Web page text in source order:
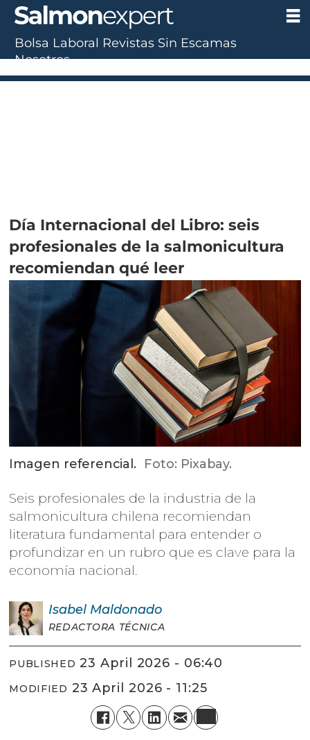
Día Internacional del Libro: seis
profesionales de la salmonicultura
recomiendan qué leer
Imagen referencial. Foto: Pixabay.
Seis profesionales de la industria de la
salmonicultura chilena recomiendan
literatura fundamental para entender o
profundizar en un rubro que es clave para la
economía nacional.
Isabel Maldonado
REDACTORA TÉCNICA
PUBLISHED 23 April 2026 - 06:40
MODIFIED 23 April 2026 - 11:25
Bolsa Laboral Revistas Sin Escamas
Nosotros